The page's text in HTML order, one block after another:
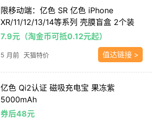
限移动端：亿色 SR 亿色 iPhone
XR/11/12/13/14等系列 壳膜盲盒 2个装
7.9元（淘金币可抵0.12元起）
5 月前 天猫特价 值达链接 >
亿色 Qi2认证 磁吸充电宝 果冻紫
5000mAh
券后48元